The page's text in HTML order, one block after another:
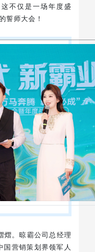
不仅是一场年度盛
誓师大会！
熠。晾霸公司总经理
国营销策划界领军人